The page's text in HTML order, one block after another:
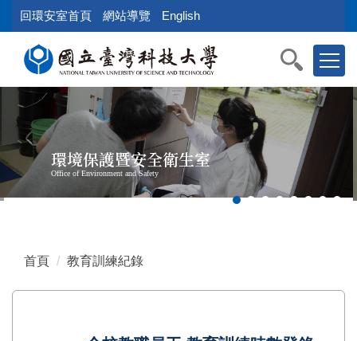
到
內
容
區
塊
回環安室首頁 網站導覽 English
環境保護暨安全衛生室
Office of Environment and Safety
首頁 教育訓練紀錄